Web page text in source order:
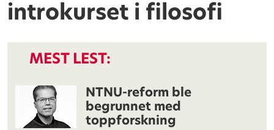
introkurset i filosofi
MEST LEST:
NTNU-reform ble
begrunnet med
toppforskning